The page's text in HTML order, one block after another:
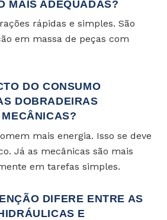
MAIS ADEQUADAS?
rápidas e simples. São
em massa de peças com
DO CONSUMO
DOBRADEIRAS
mais energia. Isso se deve
Já as mecânicas são mais
em tarefas simples.
DIFERE ENTRE AS
E